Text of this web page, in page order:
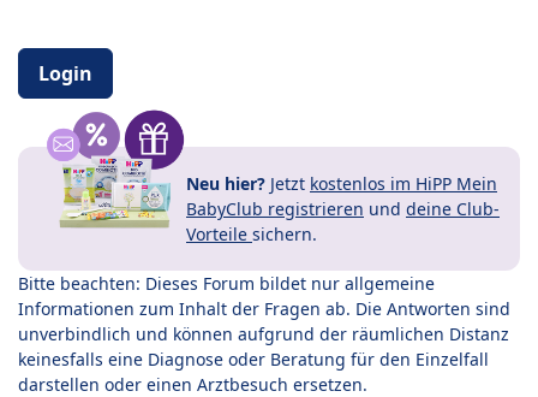
Login
Neu hier? Jetzt kostenlos im HiPP Mein
BabyClub registrieren und deine Club-
Vorteile sichern.
Bitte beachten: Dieses Forum bildet nur allgemeine
Informationen zum Inhalt der Fragen ab. Die Antworten sind
unverbindlich und können aufgrund der räumlichen Distanz
keinesfalls eine Diagnose oder Beratung für den Einzelfall
darstellen oder einen Arztbesuch ersetzen.